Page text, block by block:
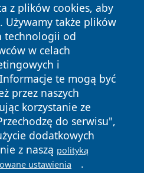
sadzić blisko domu lub
ale płytki system
się szeroko tuż pod
kwestia odległości od
znaczenia. Brzoza
wypada nieco łagodniej
wymaga przemyślanego
osiąga około 10–15 metrów
z plików cookies, aby
Używamy także plików
technologii od
w celach
i
te mogą być
przez naszych
korzystanie ze
do serwisu",
dodatkowych
z naszą polityką
ustawienia .